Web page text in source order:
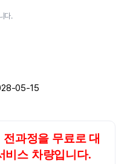
다.
05-15
과정을 무료로 대
비스 차량입니다.